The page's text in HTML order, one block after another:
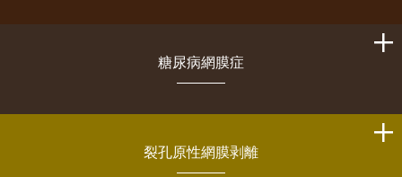
糖尿病網膜症
裂孔原性網膜剥離